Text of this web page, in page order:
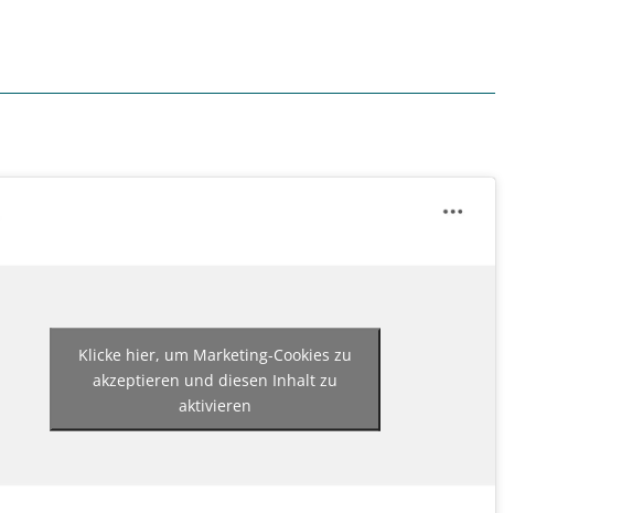
Klicke hier, um Marketing-Cookies zu
akzeptieren und diesen Inhalt zu
aktivieren